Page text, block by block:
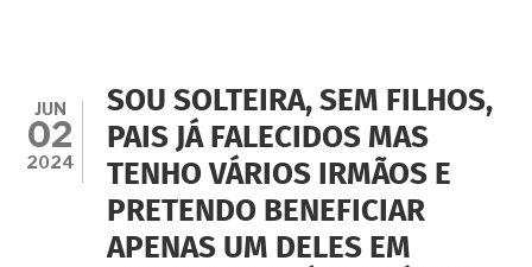
DEIXOU
FILHOS.
A
HERANÇA
É
TODA
MINHA,
CERTO?
JUN
02
2024
SOU SOLTEIRA, SEM FILHOS,
PAIS JÁ FALECIDOS MAS
TENHO VÁRIOS IRMÃOS E
PRETENDO BENEFICIAR
APENAS UM DELES EM